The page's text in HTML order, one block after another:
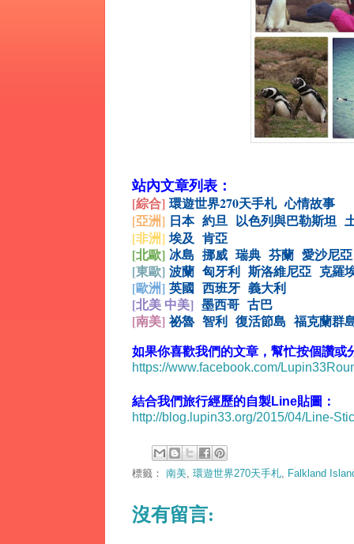
站內文章列表：
[綜合] 環遊世界270天手札 心情故事
[亞洲] 日本 約旦 以色列與巴勒斯坦
[非洲] 埃及 肯亞
[北歐] 冰島 挪威 瑞典 芬蘭 愛沙尼亞
[東歐] 波蘭 匈牙利 斯洛維尼亞 克羅
[歐洲] 英國 西班牙 義大利
[北美 中美] 墨西哥 古巴
[南美] 祕魯 智利 復活節島 福克蘭群
如果你喜歡我們的文章，幫忙按個讚
https://www.facebook.com/
結合我們旅行經歷的自製Line貼圖：
http://blog.lupin33.org/2015/04/Line-
標籤： 南美 環遊世界270天手札 Falkland
沒有留言: